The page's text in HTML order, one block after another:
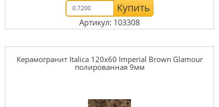
Купить
Артикул: 103308
Керамогранит Italica 120x60 Imperial Brown Glamour
полированная 9мм